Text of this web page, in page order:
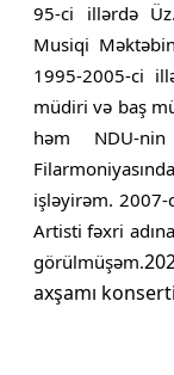
95-ci illərdə
Musiqi
1995-2005-ci
müdiri və baş
həm NDU-
Filarmoniyasında
işləyirəm. 2007-
Artisti fəxri
görülmüşəm.
axşamı